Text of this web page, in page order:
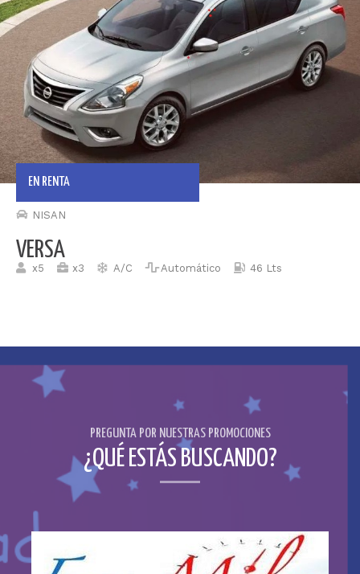
EN RENTA
NISAN
VERSA
x5 x3 A/C Automático 46 Lts
PREGUNTA POR NUESTRAS PROMOCIONES
¿QUÉ ESTÁS BUSCANDO?